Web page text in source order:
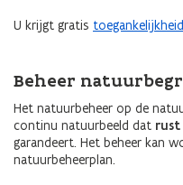
U krijgt gratis
Beheer
Het natuurbeheer op de
continu natuurbeeld dat rust
garandeert. Het beheer kan
natuurbeheerplan.